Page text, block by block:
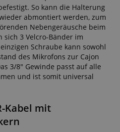
So kann die Halterung
abmontiert werden, zum
Nebengeräusche beim
sich 3 Velcro-Bänder im
Schraube kann sowohl
des Mikrofons zur Cajon
3/8" Gewinde passt auf alle
und ist somit universal
Kabel mit